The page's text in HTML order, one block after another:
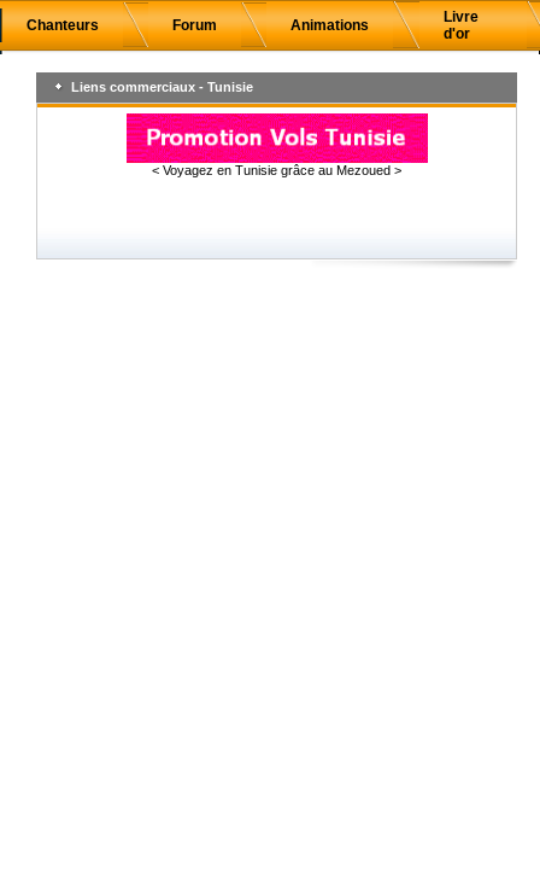
Chanteurs Forum Animations
Livre
d'or
Liens commerciaux - Tunisie
< Voyagez en Tunisie grâce au Mezoued >